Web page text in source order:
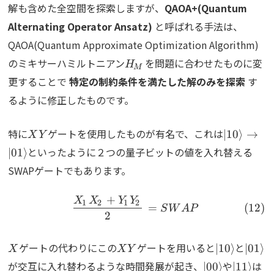
解も含めた全空間を探索しますが、 QAOA+(Quantum
Alternating Operator Ansatz) と呼ばれる手法は、
QAOA(Quantum Approximate Optimization Algorithm)
のミキサーハミルトニアンH_M
HM を問題に合わせたものに変
更することで特定の制約条件を満たした解のみを探索 す
るように修正したものです。
特にXY
X Y ゲートを使用したものが有名で、これは 10⟩ →
∣01⟩といったように２つの量子ビットの値を入れ替える
SWAPゲートでもあります。
\begin{align}
2
X1 X2 + Y1 Y2 = SWAP
X
X ゲートの代わりにこの XY
XY ゲートを用いると \ket{10}
10⟩と 01⟩
が交互に入れ替わるような時間発展が起き、 \ket{00}
∣00⟩や 11⟩は